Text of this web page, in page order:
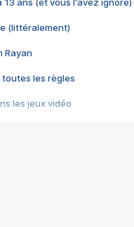
(littéralement)
Rayan
toutes les règles
les jeux vidéo